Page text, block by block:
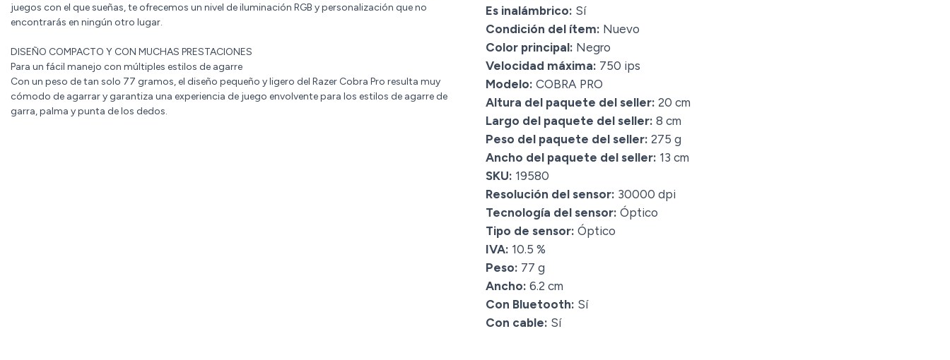
juegos con el que sueñas, te ofrecemos un nivel de iluminación RGB y personalización que no
encontrarás en ningún otro lugar.
DISEÑO COMPACTO Y CON MUCHAS PRESTACIONES
Para un fácil manejo con múltiples estilos de agarre
Con un peso de tan solo 77 gramos, el diseño pequeño y ligero del Razer Cobra Pro resulta muy
cómodo de agarrar y garantiza una experiencia de juego envolvente para los estilos de agarre de
garra, palma y punta de los dedos.
Es inalámbrico: Sí
Condición del ítem: Nuevo
Color principal: Negro
Velocidad máxima: 750 ips
Modelo: COBRA PRO
Altura del paquete del seller: 20 cm
Largo del paquete del seller: 8 cm
Peso del paquete del seller: 275 g
Ancho del paquete del seller: 13 cm
SKU: 19580
Resolución del sensor: 30000 dpi
Tecnología del sensor: Óptico
Tipo de sensor: Óptico
IVA: 10.5 %
Peso: 77 g
Ancho: 6.2 cm
Con Bluetooth: Sí
Con cable: Sí